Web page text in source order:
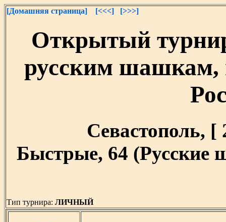
[Домашняя страница] [<<<] [>>>]
Открытый
русским
Севастополь, [
Быстрые, 64 (Русские
Тип турнира: ЛИЧНЫЙ